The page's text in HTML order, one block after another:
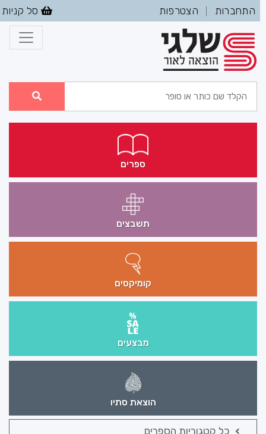
התחברות הצטרפות סל קניות
ספרים
תשבצים
קומיקסים
מבצעים
הוצאת סתיו
כל קטגוריות הספרים